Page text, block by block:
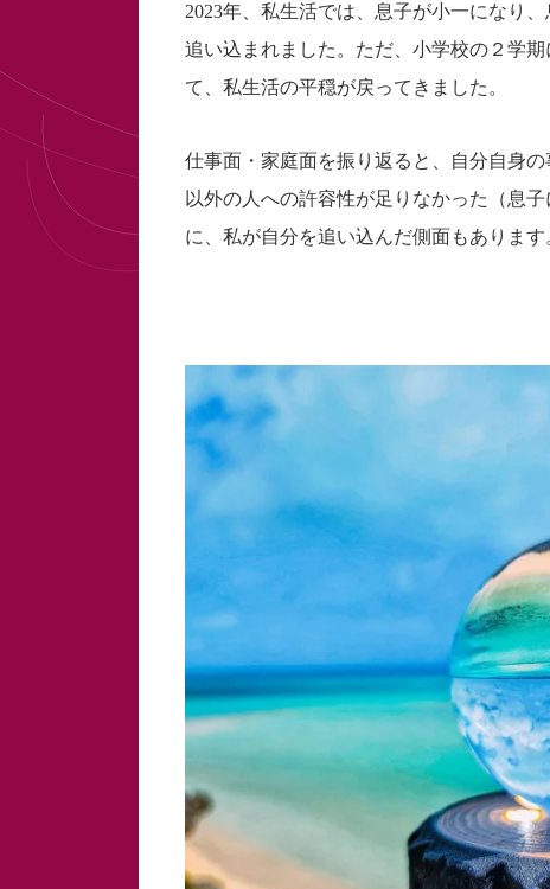
2023年、私生活では、息子が小一になり
追い込まれました。ただ、小学校の２学
て、私生活の平穏が戻ってきました。
仕事面・家庭面を振り返ると、自分自身
以外の人への許容性が足りなかった（息
に、私が自分を追い込んだ側面もあります